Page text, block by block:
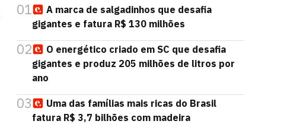
01
A marca de salgadinhos que desafia
gigantes e fatura R$ 130 milhões
02
O energético criado em SC que desafia
gigantes e produz 205 milhões de litros por
ano
03
Uma das famílias mais ricas do Brasil
fatura R$ 3,7 bilhões com madeira